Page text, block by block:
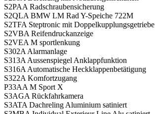
S2PAA Radschraubensicherung
S2QLA BMW LM Rad Y-Speiche 722M
S2TFA Steptronic mit Doppelkupplungsgetriebe
S2VBA Reifendruckanzeige
S2VEA M sportlenkung
S302A Alarmanlage
S313A Aussenspiegel Anklappfunktion
S316A Automatische Heckklappenbetätigung
S322A Komfortzugang
P33AA M Sport X
S3AGA Rückfahrkamera
S3ATA Dachreling Aluminium satiniert